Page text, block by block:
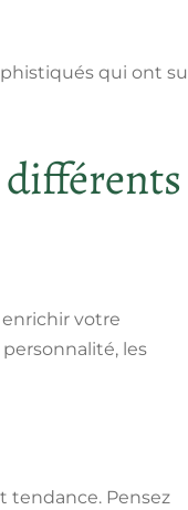
qui ont su
votre
les
tendance. Pensez